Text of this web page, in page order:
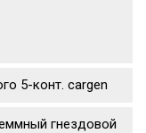
5-конт. cargen
гнездовой